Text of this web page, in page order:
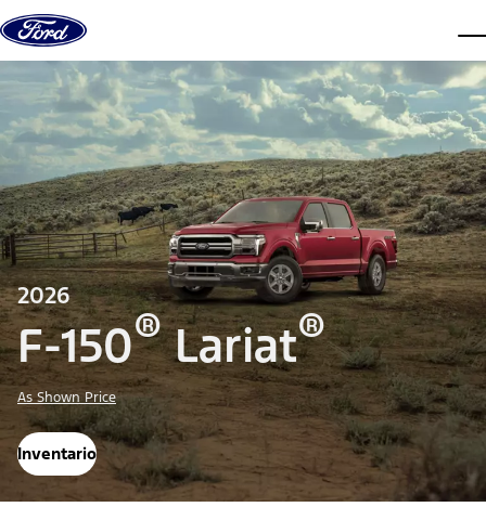
Saltar al contenido
2026
F-150®Lariat®
As Shown Price
Inventario